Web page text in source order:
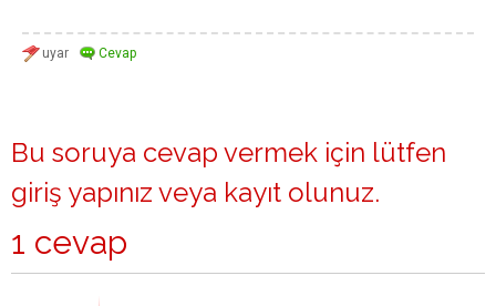
Bu soruya cevap vermek için lütfen
giriş yapınız veya kayıt olunuz.
1 cevap